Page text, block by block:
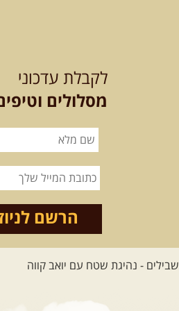
נצא מצומת גולנו למסע שטח מרתק
בגליל. נבקר בקבר יתרו, ...
שישי-שבת-
מלח מים ושמים – טיולילה עם
האם אתם מחפשים חוויה מיוחדת
בטבע? מחפשים חוויה שתעניק לכם ...
לקבלת עדכוני
מסלולים
הרשם